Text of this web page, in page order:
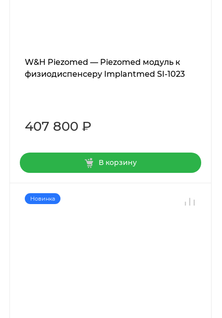
W&H Piezomed — Piezomed модуль к
физиодиспенсеру Implantmed SI-1023
407 800 ₽
В корзину
Новинка